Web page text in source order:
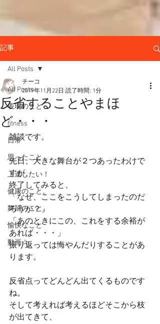
記事
All Posts
表現のこと
fitness
日常
思ったこと
上達したい！
健康のこと。
舞踊のこと。
愉快なこと
動画☆
All Posts
反省することやまほ
ど・・・
チーコ
2019年11月22日 読了時間: 1分
雑談です。
先日、大きな舞台が２つあったわけで
すが、
終了してみると、
「なぜ、ここをこうしてしまったのだ
ろうか？」
「あのときにこの、これをする余裕が
あれば・・・」
振り返っては悔やんだりすることがあ
ります。
反省点ってどんどん出てくるものです
ね。
そして考えれば考えるほどそこから枝
が出てきて、